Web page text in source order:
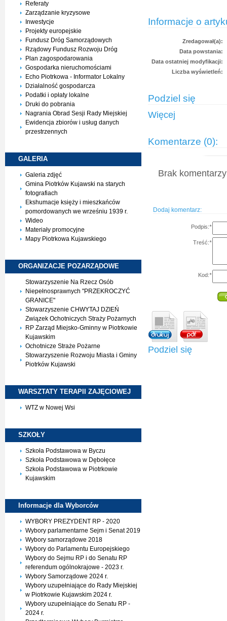
Referaty
Zarządzanie kryzysowe
Inwestycje
Projekty europejskie
Fundusz Dróg Samorządowych
Rządowy Fundusz Rozwoju Dróg
Plan zagospodarowania
Gospodarka nieruchomościami
Echo Piotrkowa - Informator Lokalny
Działalność gospodarcza
Podatki i opłaty lokalne
Druki do pobrania
Nagrania Obrad Sesji Rady Miejskiej
Ewidencja zbiorów i usług danych
przestrzennych
GALERIA
Galeria zdjęć
Gmina Piotrków Kujawski na starych
fotografiach
Ekshumacje księży i mieszkańców
pomordowanych we wrześniu 1939 r.
Wideo
Materiały promocyjne
Mapy Piotrkowa Kujawskiego
ORGANIZACJE POZARZĄDOWE
Stowarzyszenie Na Rzecz Osób
Niepełnosprawnych "PRZEKROCZYĆ
GRANICE"
Stowarzyszenie CHWYTAJ DZIEŃ
Związek Ochotniczych Straży Pożarnych
RP Zarząd Miejsko-Gminny w Piotrkowie
Kujawskim
Ochotnicze Straże Pożarne
Stowarzyszenie Rozwoju Miasta i Gminy
Piotrków Kujawski
WARSZTATY TERAPII ZAJĘCIOWEJ
WTZ w Nowej Wsi
SZKOŁY
Szkoła Podstawowa w Byczu
Szkoła Podstawowa w Dębołęce
Szkoła Podstawowa w Piotrkowie
Kujawskim
Informacje dla Wyborców
WYBORY PREZYDENT RP - 2020
Wybory parlamentarne Sejm i Senat 2019
Wybory samorządowe 2018
Wybory do Parlamentu Europejskiego
Wybory do Sejmu RP i do Senatu RP
referendum ogólnokrajowe - 2023 r.
Wybory Samorządowe 2024 r.
Wybory uzupełniające do Rady Miejskiej
w Piotrkowie Kujawskim 2024 r.
Wybory uzupełniające do Senatu RP -
2024 r.
Informacje o
Zredagował(a):
Data powstania:
Data ostatniej modyfikacji:
Liczba wyświetleń:
Podziel się
Więcej
Komentarze (0):
Brak
Dodaj komentarz:
Podpis:*
Treść:*
Kod:*
Podziel się